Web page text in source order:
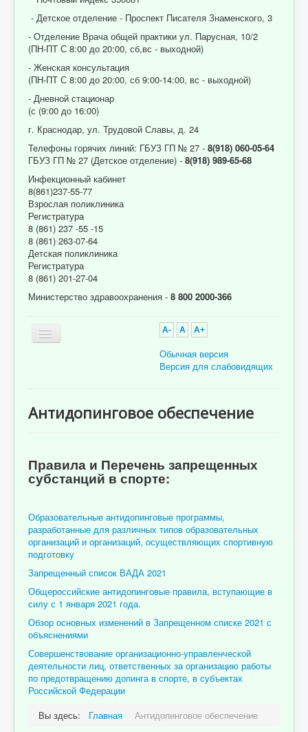
- Детское отделение - Проспект Писателя Знаменского, 3
- Отделение Врача общей практики ул. Парусная, 10/2
(ПН-ПТ С 8:00 до 20:00, сб,вс - выходной)
- Женская консультация
(ПН-ПТ С 8:00 до 20:00, сб 9:00-14:00, вс - выходной)
- Дневной стационар
(с (9:00 до 16:00)
г. Краснодар, ул. Трудовой Славы, д. 24
Телефоны горячих линий: ГБУЗ ГП № 27 - 8(918) 060-05-64
ГБУЗ ГП № 27 (Детское отделение) - 8(918) 989-65-68
Инфекционный кабинет
8(861)237-55-77
Взрослая поликлиника
Регистратура
8 (861) 237 -55 -15
8 (861) 263-07-64
Детская поликлиника
Регистратура
8 (861) 201-27-04
Министерство здравоохранения - 8 800 2000-366
A- A A+
Обычная версия
Версия для слабовидящих
Об учреждении
Информация для специалистов
Медицинская профилактика
Врачи
Контролирующие органы
Лекарственное обеспечение
Вакансии
Связаться с нами
Отзывы пациентов
Контакты
Бессмертный полк
Антидопинговое обеспечение
Правила и Перечень запрещенных
субстанций в спорте:
Образовательные антидопинговые программы,
разработанные для различных типов образовательных
организаций и организаций, осуществляющих спортивную
подготовку
Запрещенный список ВАДА 2021
Общероссийские антидопинговые правила, вступающие в
силу с 1 января 2021 года.
Обзор основных изменений в Запрещенном списке 2021 с
объяснениями
Совершенствование организационно-управленческой
деятельности лиц, ответственных за организацию работы
по предотвращению допинга в спорте, в субъектах
Российской Федерации
Вы здесь:
Главная Антидопинговое обеспечение